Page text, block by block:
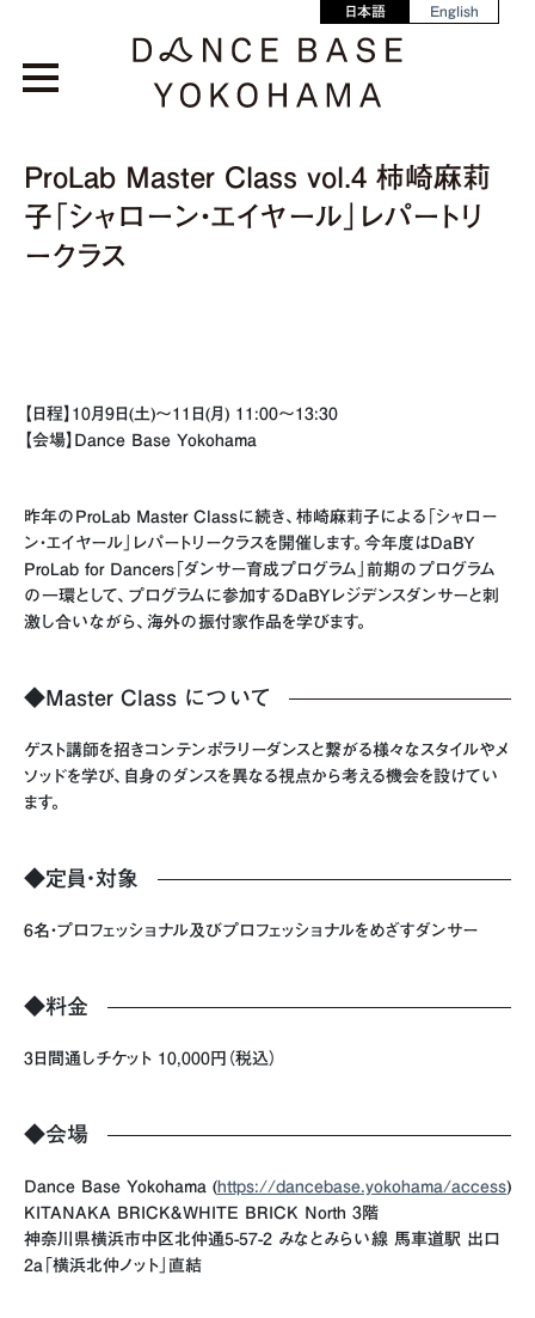
日本語 English
ProLab Master Class vol.4 柿崎麻莉
子「シャローン・エイヤール」レパートリ
ークラス
【日程】10月9日(土)〜11日(月) 11:00〜13:30
【会場】Dance Base Yokohama
昨年のProLab Master Classに続き、柿崎麻莉子による「シャロー
ン・エイヤール」レパートリークラスを開催します。今年度はDaBY
ProLab for Dancers「ダンサー育成プログラム」前期のプログラム
の一環として、プログラムに参加するDaBYレジデンスダンサーと刺
激し合いながら、海外の振付家作品を学びます。
◆Master Class について
ゲスト講師を招きコンテンポラリーダンスと繋がる様々なスタイルやメ
ソッドを学び、自身のダンスを異なる視点から考える機会を設けてい
ます。
◆定員・対象
6名・プロフェッショナル及びプロフェッショナルをめざすダンサー
◆料金
3日間通しチケット 10,000円（税込）
◆会場
Dance Base Yokohama (https://dancebase.yokohama/access)
KITANAKA BRICK&WHITE BRICK North 3階
神奈川県横浜市中区北仲通5-57-2 みなとみらい線 馬車道駅 出口
2a「横浜北仲ノット」直結